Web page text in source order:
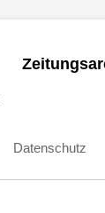
Datenschutz